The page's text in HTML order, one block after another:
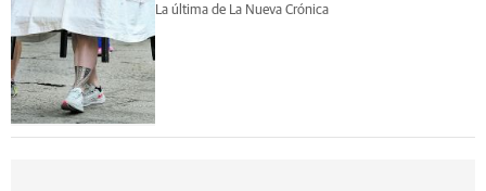
La última de La Nueva Crónica